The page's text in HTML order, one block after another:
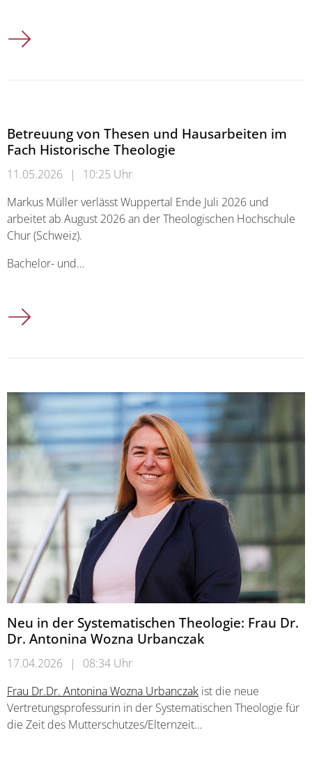
Ankündigung: Tagung »Dis/ability – interreligiös und
Betreuung von Thesen und Hausarbeiten im
Fach Historische Theologie
11.05.2026 |
10:25 Uhr
Markus Müller verlässt Wuppertal Ende Juli 2026 und
arbeitet ab August 2026 an der Theologischen Hochschule
Chur (Schweiz).
Bachelor- und…
Betreuung von Thesen und Hausarbeiten im Fach
Neu in der Systematischen Theologie: Frau Dr.
Dr. Antonina Wozna Urbanczak
17.04.2026 |
08:34 Uhr
Frau Dr.Dr. Antonina Wozna Urbanczak ist die neue
Vertretungsprofessurin in der Systematischen Theologie für
die Zeit des Mutterschutzes/Elternzeit…